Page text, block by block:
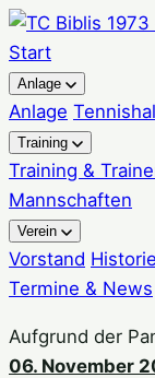
Zum
Inhalt
springen
Start
Anlage
Anlage
Training
Training &
Mannschaften
Verein
Vorstand Historie
Termine & News
Aufgrund der
06. November